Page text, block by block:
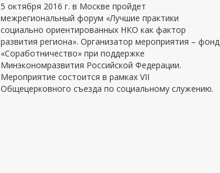
5 октября 2016 г. в Москве пройдет
межрегиональный форум «Лучшие практики
социально ориентированных НКО как фактор
развития региона». Организатор мероприятия – фонд
«Соработничество» при поддержке
Минэкономразвития Российской Федерации.
Мероприятие состоится в рамках VII
Общецерковного съезда по социальному служению.